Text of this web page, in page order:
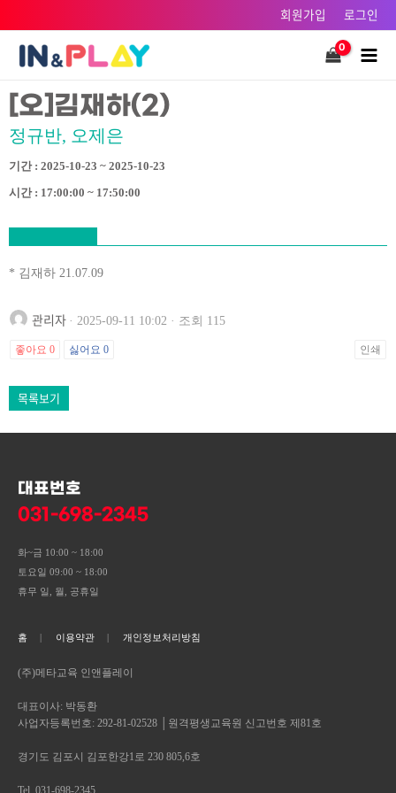
건너뛰기
회원가입 로그인
Main
[오]김재하(2)
정규반, 오제은
기간 : 2025-10-23 ~ 2025-10-23
시간 : 17:00:00 ~ 17:50:00
* 김재하 21.07.09
관리자 · 2025-09-11 10:02 · 조회 115
좋아요 0 싫어요 0 인쇄
목록보기
대표번호
031-698-2345
화~금 10:00 ~ 18:00
토요일 09:00 ~ 18:00
휴무 일, 월, 공휴일
홈 이용약관 개인정보처리방침
(주)메타교육 인앤플레이
대표이사: 박동환
사업자등록번호: 292-81-02528 │원격평생교육원 신고번호 제81호
경기도 김포시 김포한강1로 230 805,6호